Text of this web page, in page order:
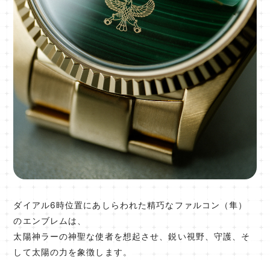
ダイアル6時位置にあしらわれた精巧なファルコン（隼）
のエンブレムは、
太陽神ラーの神聖な使者を想起させ、鋭い視野、守護、そ
して太陽の力を象徴します。